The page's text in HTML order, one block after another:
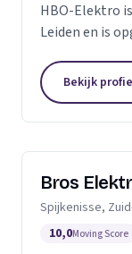
HBO-Elektro
Leiden en is
Bekijk
Bros
Spijkenisse,
10,0Moving Score